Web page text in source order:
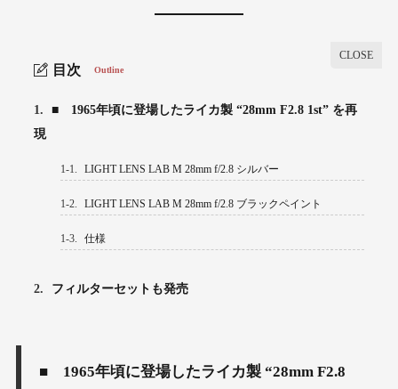
目次 Outline
1.
■ 1965年頃に登場したライカ製 “28mm F2.8 1st” を再
現
1-1. LIGHT LENS LAB M 28mm f/2.8 シルバー
1-2. LIGHT LENS LAB M 28mm f/2.8 ブラックペイント
1-3. 仕様
2. フィルターセットも発売
■ 1965年頃に登場したライカ製 “28mm F2.8